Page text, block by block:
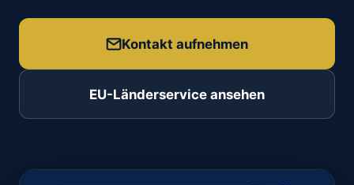
Kontakt aufnehmen
EU-Länderservice ansehen